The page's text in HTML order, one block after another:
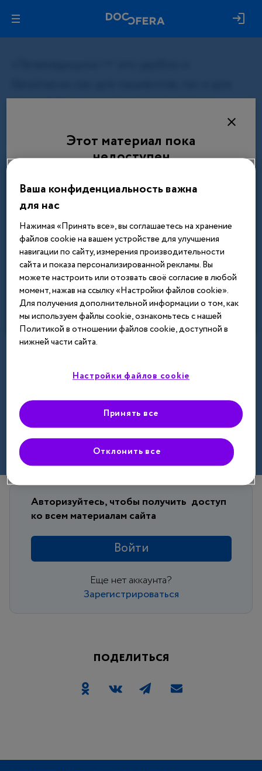
Этот материал пока
недоступен
Материал будет доступен после завершения
регистрации и подтверждения статуса врача
В профиль
Назад
Авторизуйтесь, чтобы получить доступ
ко всем материалам сайта
Войти
Еще нет аккаунта?
Зарегистрироваться
ПОДЕЛИТЬСЯ
Ваша конфиденциальность важна
для нас
Нажимая «Принять все», вы соглашаетесь на хранение
файлов cookie на вашем устройстве для улучшения
навигации по сайту, измерения производительности
сайта и показа персонализированной рекламы. Вы
можете настроить или отозвать своё согласие в любой
момент, нажав на ссылку «Настройки файлов cookie».
Для получения дополнительной информации о том, как
мы используем файлы cookie, ознакомьтесь с нашей
Политикой в отношении файлов cookie, доступной в
нижней части сайта.
Настройки файлов cookie
Отклонить все
Принять все